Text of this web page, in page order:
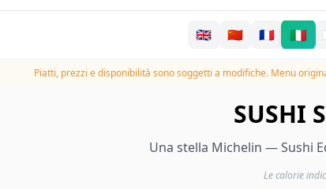
🇬🇧 🇨🇳 🇫🇷 🇮🇹
Piatti, prezzi e disponibilità sono soggetti a modifiche.Menu
SUSHI
Una stella Michelin — Sushi
Le calorie